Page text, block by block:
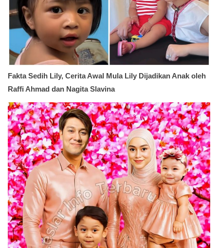
Fakta Sedih Lily, Cerita Awal Mula Lily Dijadikan Anak oleh
Raffi Ahmad dan Nagita Slavina